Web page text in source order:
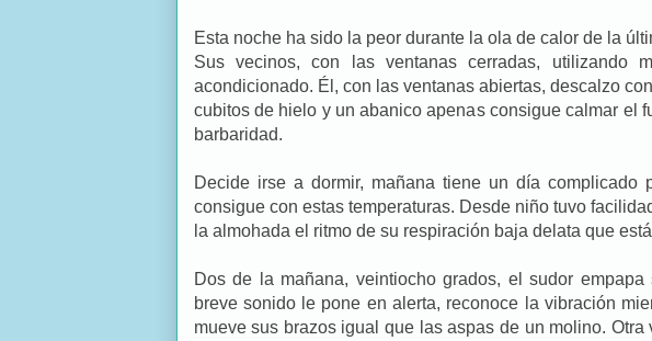
Esta noche ha sido la peor durante la ola de calor de la
Sus vecinos, con las ventanas cerradas, utilizando
acondicionado. Él, con las ventanas abiertas, descalzo
cubitos de hielo y un abanico apenas consigue calmar el
barbaridad.
Decide irse a dormir, mañana tiene un día complicado
consigue con estas temperaturas. Desde niño tuvo
la almohada el ritmo de su respiración baja delata que
Dos de la mañana, veintiocho grados, el sudor
breve sonido le pone en alerta, reconoce la vibración
mueve sus brazos igual que las aspas de un molino.